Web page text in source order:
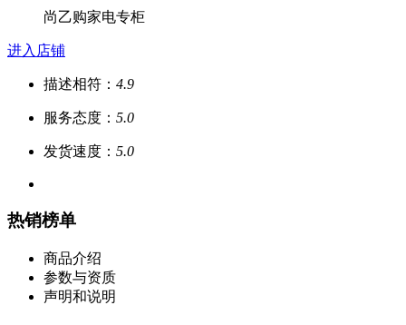
尚乙购家电专柜
进入店铺
描述相符： 4.9
服务态度： 5.0
发货速度： 5.0
热销榜单
商品介绍
参数与资质
声明和说明